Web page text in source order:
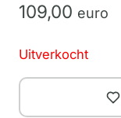
109,00 euro
Uitverkocht